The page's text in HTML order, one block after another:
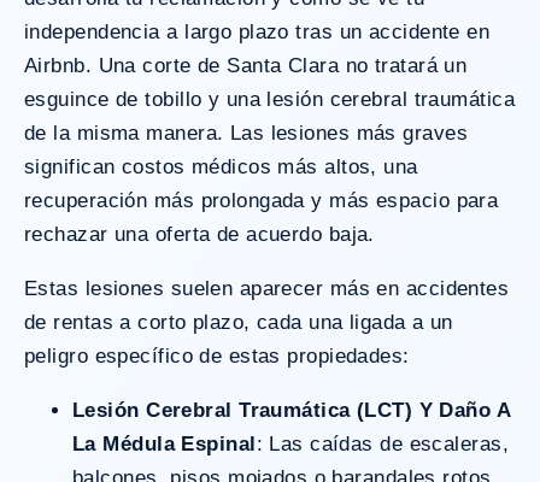
independencia a largo plazo tras un accidente en
Airbnb. Una corte de Santa Clara no tratará un
esguince de tobillo y una lesión cerebral traumática
de la misma manera. Las lesiones más graves
significan costos médicos más altos, una
recuperación más prolongada y más espacio para
rechazar una oferta de acuerdo baja.
Estas lesiones suelen aparecer más en accidentes
de rentas a corto plazo, cada una ligada a un
peligro específico de estas propiedades:
Lesión Cerebral Traumática (LCT) Y Daño A
La Médula Espinal: Las caídas de escaleras,
balcones, pisos mojados o barandales rotos